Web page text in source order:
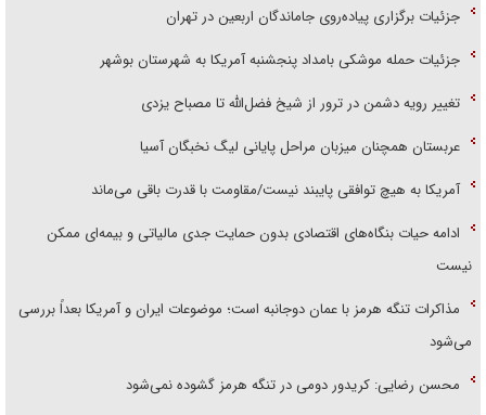
جزئیات برگزاری پیاده‌روی جاماندگان اربعین در تهران
جزئیات حمله موشکی بامداد پنجشنبه آمریکا به شهرستان بوشهر
تغییر رویه دشمن در ترور از شیخ فضل‌الله تا مصباح یزدی
عربستان همچنان میزبان مراحل پایانی لیگ نخبگان آسیا
آمریکا به هیچ توافقی پایبند نیست/مقاومت با قدرت باقی می‌ماند
ادامه حیات بنگاه‌های اقتصادی بدون حمایت جدی مالیاتی و بیمه‌ای ممکن
نیست
مذاکرات تنگه هرمز با عمان دوجانبه است؛ موضوعات ایران و آمریکا بعداً بررسی
می‌شود
محسن رضایی: کریدور دومی در تنگه هرمز گشوده نمی‌شود